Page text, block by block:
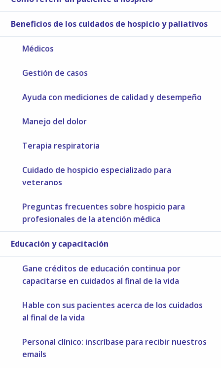
Beneficios de los cuidados de hospicio y paliativos
Médicos
Gestión de casos
Ayuda con mediciones de calidad y desempeño
Manejo del dolor
Terapia respiratoria
Cuidado de hospicio especializado para
veteranos
Preguntas frecuentes sobre hospicio para
profesionales de la atención médica
Educación y capacitación
Gane créditos de educación continua por
capacitarse en cuidados al final de la vida
Hable con sus pacientes acerca de los cuidados
al final de la vida
Personal clínico: inscríbase para recibir nuestros
emails